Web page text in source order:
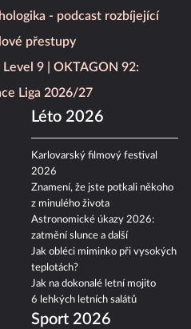
- podcast rozbíjející
přestupy
Level 9
OKTAGON 92:
Liga 2026/27
Léto 2026
Karlovarský filmový festival
2026
Znamení, že jste potkali někoho
z minulého života
Astronomické úkazy 2026:
zatmění slunce a další
Jak obléci miminko při vysokých
teplotách?
Jak na dokonalé letní mojito
6 lehkých letních salátů
Sport 2026